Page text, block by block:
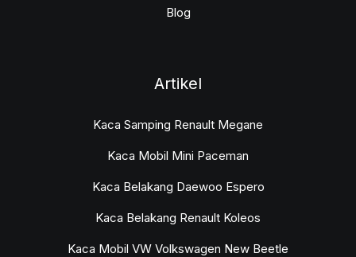
Blog
Artikel
Kaca Samping Renault Megane
Kaca Mobil Mini Paceman
Kaca Belakang Daewoo Espero
Kaca Belakang Renault Koleos
Kaca Mobil VW Volkswagen New Beetle